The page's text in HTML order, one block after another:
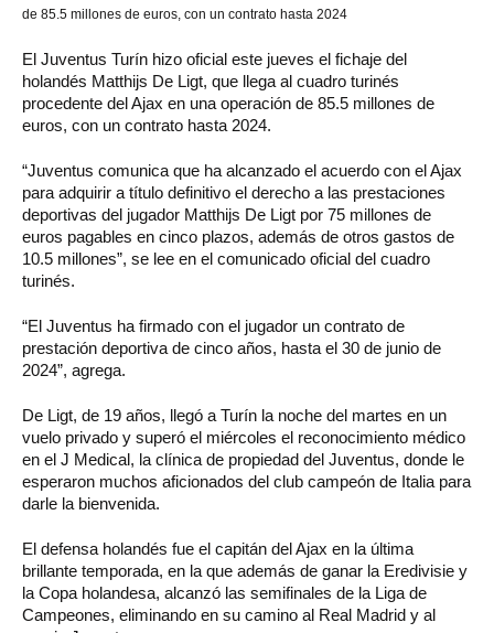
de 85.5 millones de euros, con un contrato hasta 2024
El Juventus Turín hizo oficial este jueves el fichaje del
holandés Matthijs De Ligt, que llega al cuadro turinés
procedente del Ajax en una operación de 85.5 millones de
euros, con un contrato hasta 2024.
“Juventus comunica que ha alcanzado el acuerdo con el Ajax
para adquirir a título definitivo el derecho a las prestaciones
deportivas del jugador Matthijs De Ligt por 75 millones de
euros pagables en cinco plazos, además de otros gastos de
10.5 millones”, se lee en el comunicado oficial del cuadro
turinés.
“El Juventus ha firmado con el jugador un contrato de
prestación deportiva de cinco años, hasta el 30 de junio de
2024”, agrega.
De Ligt, de 19 años, llegó a Turín la noche del martes en un
vuelo privado y superó el miércoles el reconocimiento médico
en el J Medical, la clínica de propiedad del Juventus, donde le
esperaron muchos aficionados del club campeón de Italia para
darle la bienvenida.
El defensa holandés fue el capitán del Ajax en la última
brillante temporada, en la que además de ganar la Eredivisie y
la Copa holandesa, alcanzó las semifinales de la Liga de
Campeones, eliminando en su camino al Real Madrid y al